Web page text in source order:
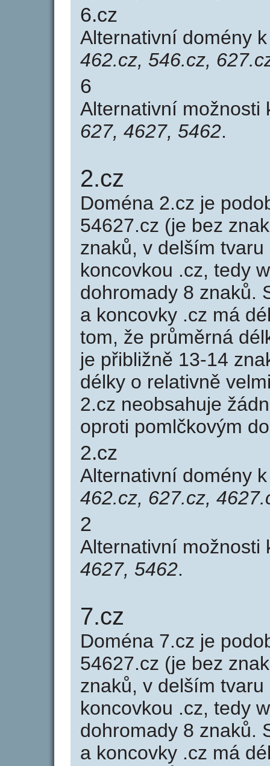
6.cz
Alternativní domény
462.cz, 546.cz,
6
Alternativní možnosti
627, 4627, 5462.
2.cz
Doména 2.cz je
54627.cz (je bez
znaků, v delším
koncovkou .cz, tedy
dohromady 8 znaků.
a koncovky .cz má
tom, že průměrná
je přibližně 13-14
délky o relativně
2.cz neobsahuje
oproti pomlčkovým
2.cz
Alternativní domény
462.cz, 627.cz,
2
Alternativní možnosti
4627, 5462.
7.cz
Doména 7.cz je
54627.cz (je bez
znaků, v delším
koncovkou .cz, tedy
dohromady 8 znaků.
a koncovky .cz má